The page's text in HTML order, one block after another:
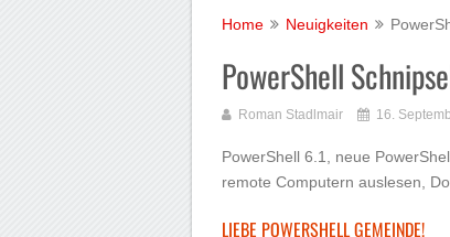
Home Neuigkeiten
PowerShell
Roman Stadlmair 16.
PowerShell 6.1, neue
remote Computern auslesen,
LIEBE POWERSHELL GEMEINDE!